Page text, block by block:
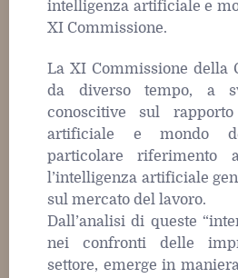
intelligenza artificiale e
XI Commissione.
La XI Commissione della
da diverso tempo, a
conoscitive sul
artificiale e mondo
particolare riferimento
l’intelligenza artificiale
sul mercato del lavoro.
Dall’analisi di queste
nei confronti delle
settore, emerge in